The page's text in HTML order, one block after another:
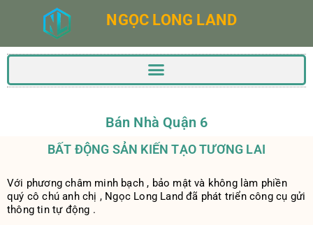
NGỌC LONG LAND
Bán Nhà Quận 6
BẤT ĐỘNG SẢN KIẾN TẠO TƯƠNG LAI
Với phương châm minh bạch , bảo mật và không làm phiền
quý cô chú anh chị , Ngọc Long Land đã phát triển công cụ gửi
thông tin tự động .